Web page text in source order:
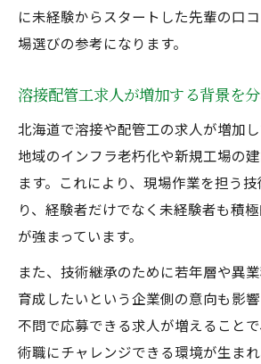
に未経験からスタートした先輩の口
場選びの参考になります。
溶接配管工求人が増加する背景を
北海道で溶接や配管工の求人が増加し
地域のインフラ老朽化や新規工場の
ます。これにより、現場作業を担う
り、経験者だけでなく未経験者も積
が強まっています。
また、技術継承のために若年層や異
育成したいという企業側の意向も影
不問で応募できる求人が増えること
術職にチャレンジできる環境が生ま